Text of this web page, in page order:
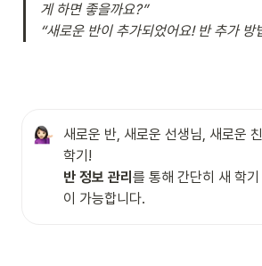
게 하면 좋을까요?”
“새로운 반이 추가되었어요! 반 추가 방
새로운 반, 새로운 선생님, 새로운
반 정보 관리 를 통해 간단히 새 학기
이 가능합니다.